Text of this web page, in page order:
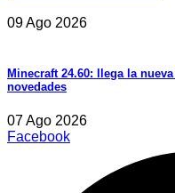
09 Ago 2026
Minecraft 24.60: llega la
novedades
07 Ago 2026
Facebook